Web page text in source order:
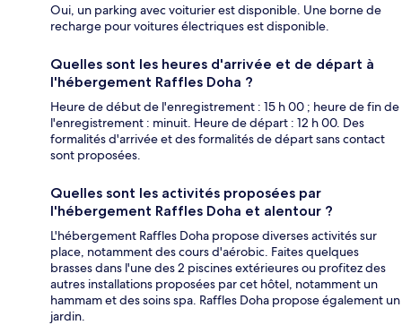
Oui, un parking avec voiturier est disponible. Une borne de
recharge pour voitures électriques est disponible.
Quelles sont les heures d'arrivée et de départ à
l'hébergement Raffles Doha ?
Heure de début de l'enregistrement : 15 h 00 ; heure de fin de
l'enregistrement : minuit. Heure de départ : 12 h 00. Des
formalités d'arrivée et des formalités de départ sans contact
sont proposées.
Quelles sont les activités proposées par
l'hébergement Raffles Doha et alentour ?
L'hébergement Raffles Doha propose diverses activités sur
place, notamment des cours d'aérobic. Faites quelques
brasses dans l'une des 2 piscines extérieures ou profitez des
autres installations proposées par cet hôtel, notamment un
hammam et des soins spa. Raffles Doha propose également un
jardin.